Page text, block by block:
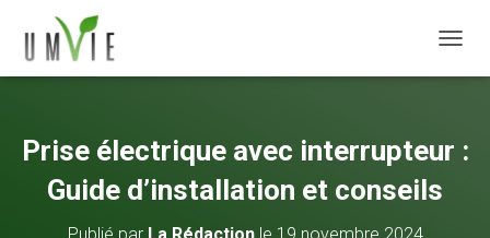
Prise électrique avec interrupteur :
Guide d’installation et conseils